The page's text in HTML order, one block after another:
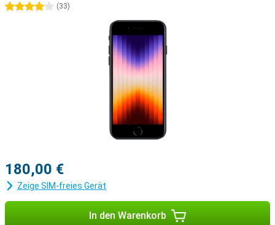
4 Sterne
(33)
180,00 €
Zeige SIM-freies Gerät
In den Warenkorb